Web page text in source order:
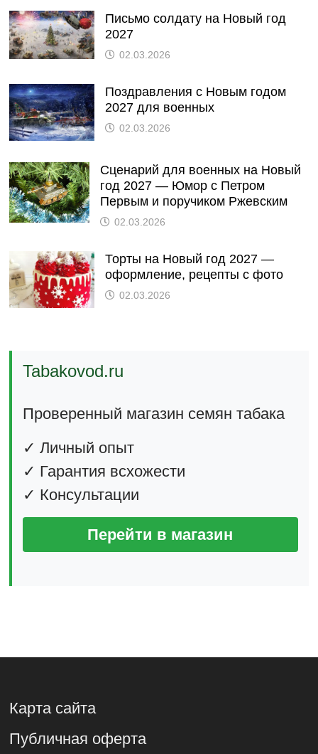
Письмо солдату на Новый год
2027
02.03.2026
Поздравления с Новым годом
2027 для военных
02.03.2026
Сценарий для военных на Новый
год 2027 — Юмор с Петром
Первым и поручиком Ржевским
02.03.2026
Торты на Новый год 2027 —
оформление, рецепты с фото
02.03.2026
Tabakovod.ru
Проверенный магазин семян табака
✓ Личный опыт
✓ Гарантия всхожести
✓ Консультации
Перейти в магазин
Карта сайта
Публичная оферта